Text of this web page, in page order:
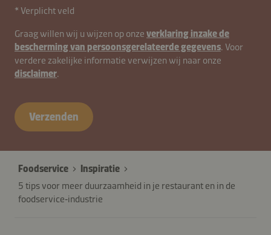
* Verplicht veld
Graag willen wij u wijzen op onze verklaring inzake de
bescherming van persoonsgerelateerde gegevens. Voor
verdere zakelijke informatie verwijzen wij naar onze
disclaimer.
Verzenden
Foodservice
Inspiratie
5 tips voor meer duurzaamheid in je restaurant en in de
foodservice‑industrie